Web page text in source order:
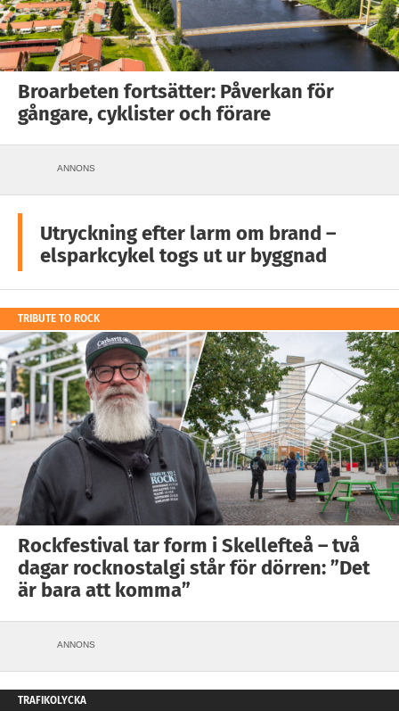
Broarbeten fortsätter: Påverkan för
gångare, cyklister och förare
ANNONS
Utryckning efter larm om brand –
elsparkcykel togs ut ur byggnad
TRIBUTE TO ROCK
Rockfestival tar form i Skellefteå – två
dagar rocknostalgi står för dörren: ”Det
är bara att komma”
ANNONS
TRAFIKOLYCKA